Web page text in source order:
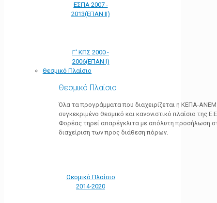
ΕΣΠΑ 2007 -
2013(ΕΠΑΝ ΙΙ)
Γ' ΚΠΣ 2000 -
2006(ΕΠΑΝ Ι)
Θεσμικό Πλαίσιο
Θεσμικό Πλαίσιο
Όλα τα προγράμματα που διαχειρίζεται η ΚΕΠΑ-
συγκεκριμένο θεσμικό και κανονιστικό πλαίσιο της
Φορέας τηρεί απαρέγκλιτα με απόλυτη προσήλωση
διαχείριση των προς διάθεση πόρων.
Θεσμικό Πλαίσιο
2014-2020